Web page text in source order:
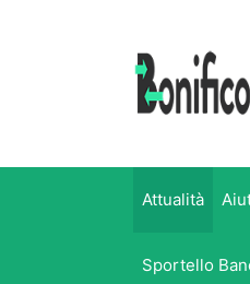
Attualità
Sportello